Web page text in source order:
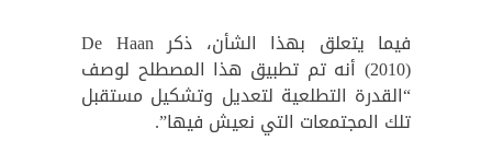
فيما يتعلق بهذا الشأن، ذكر De Haan
(2010) أنه تم تطبيق هذا المصطلح لوصف
“القدرة التطلعية لتعديل وتشكيل مستقبل
تلك المجتمعات التي نعيش فيها”.